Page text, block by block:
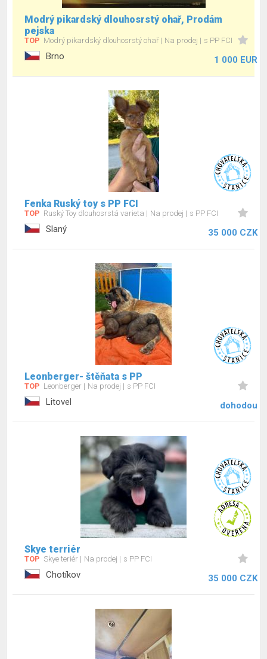
Modrý pikardský dlouhosrstý ohař, Prodám
pejska
TOP Modrý pikardský dlouhosrstý ohař Na prodej s PP FCI
Brno 1 000 EUR
Fenka Ruský toy s PP FCI
TOP Ruský Toy dlouhosrstá varieta Na prodej s PP FCI
Slaný 35 000 CZK
Leonberger- štěňata s PP
TOP Leonberger Na prodej s PP FCI
Litovel dohodou
Skye terriér
TOP Skye teriér Na prodej s PP FCI
Chotíkov 35 000 CZK